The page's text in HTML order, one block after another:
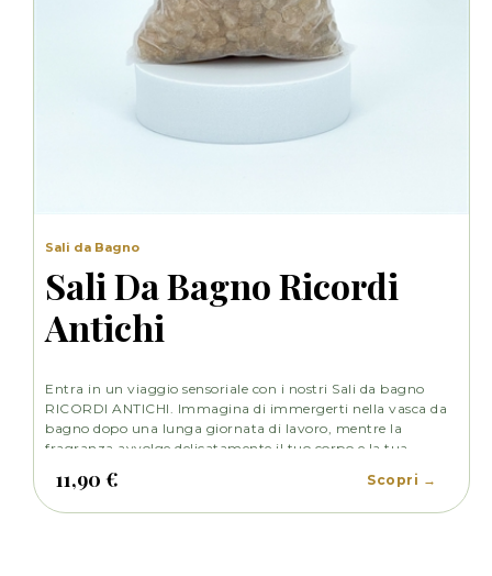
Sali da Bagno
Sali Da Bagno Ricordi
Antichi
Entra in un viaggio sensoriale con i nostri Sali da bagno
RICORDI ANTICHI. Immagina di immergerti nella vasca da
bagno dopo una lunga giornata di lavoro, mentre la
fragranza avvolge delicatamente il tuo corpo e la tua
in una splendida casa colonica di campagna.
11,90 € Scopri →